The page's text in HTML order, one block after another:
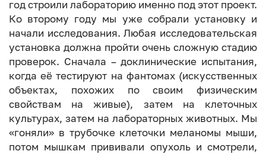
год строили лабораторию именно под этот проект.
Ко второму году мы уже собрали установку и
начали исследования. Любая исследовательская
установка должна пройти очень сложную стадию
проверок. Сначала – доклинические испытания,
когда её тестируют на фантомах (искусственных
объектах, похожих по своим физическим
свойствам на живые), затем на клеточных
культурах, затем на лабораторных животных. Мы
«гоняли» в трубочке клеточки меланомы мыши,
потом мышкам прививали опухоль и смотрели,